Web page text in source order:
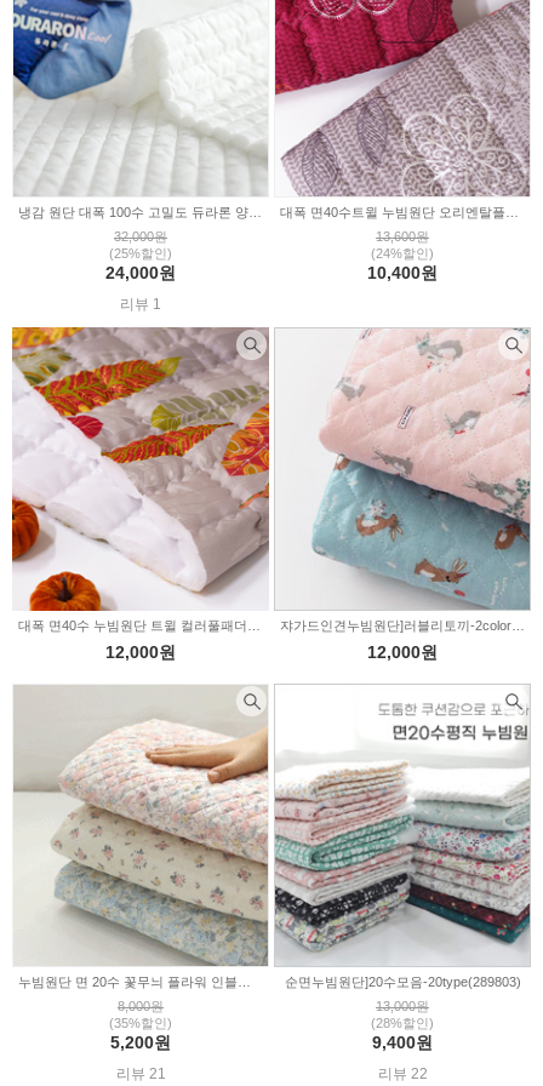
32,000원
(25%할인)
24,000원
리뷰 1
13,600원
(24%할인)
10,400원
12,000원 12,000원
8,000원
(35%할인)
5,200원
리뷰 21
순면누빔원단]20수모음-20type(289803)
13,000원
(28%할인)
9,400원
리뷰 22